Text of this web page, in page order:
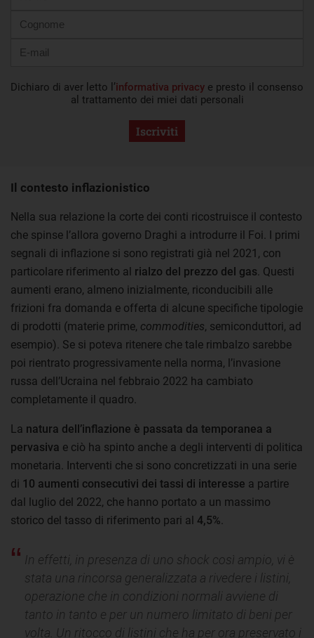
Dichiaro di aver letto l’informativa privacy e presto il consenso
al trattamento dei miei dati personali
Iscriviti
Il contesto inflazionistico
Nella sua relazione la corte dei conti ricostruisce il contesto
che spinse l’allora governo Draghi a introdurre il Foi. I primi
segnali di inflazione si sono registrati già nel 2021, con
particolare riferimento al rialzo del prezzo del gas . Questi
aumenti erano, almeno inizialmente, riconducibili alle
frizioni fra domanda e offerta di alcune specifiche tipologie
di prodotti (materie prime, commodities, semiconduttori, ad
esempio). Se si poteva ritenere che tale rimbalzo sarebbe
poi rientrato progressivamente nella norma, l’invasione
russa dell’Ucraina nel febbraio 2022 ha cambiato
completamente il quadro.
La natura dell’inflazione è passata da temporanea a
pervasiva e ciò ha spinto anche a degli interventi di politica
monetaria. Interventi che si sono concretizzati in una serie
di 10 aumenti consecutivi dei tassi di interesse a partire
dal luglio del 2022, che hanno portato a un massimo
storico del tasso di riferimento pari al 4,5%
In effetti, in presenza di uno shock così ampio, vi è
stata una rincorsa generalizzata a rivedere i listini,
operazione che in condizioni normali avviene di
tanto in tanto e per un numero limitato di beni per
volta. Un ritocco di listini che ha per ora preservato i